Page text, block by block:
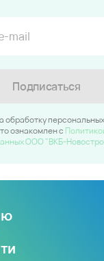
Подписаться
обработку
ознакомлен c
ООО "ВКБ-